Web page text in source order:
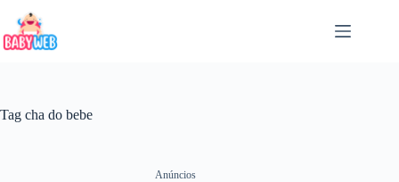
para
o
conteúdo
Tag cha do bebe
Anúncios